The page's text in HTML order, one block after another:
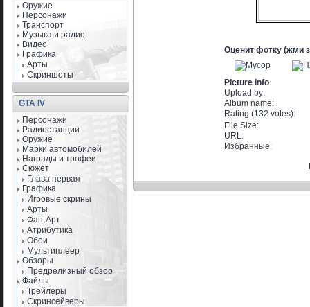
Оружие
Персонажи
Транспорт
Музыка и радио
Видео
Графика
Арты
Скриншоты
GTA IV
Персонажи
Радиостанции
Оружие
Марки автомобилей
Награды и трофеи
Сюжет
Глава первая
Графика
Игровые скрины
Арты
Фан-Арт
Атрибутика
Обои
Мультиплеер
Обзоры
Предрелизный обзор
Файлы
Трейлеры
Скринсейверы
Оценит фотку (жми
Picture info
Upload by:
Album name:
Rating (132 votes):
File Size:
URL:
Избранные: